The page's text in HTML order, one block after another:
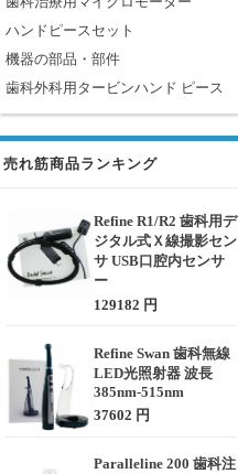
ハンドピースセット
機器の部品・部件
歯科外科用タービンハンド ピース
売れ筋商品ランキング
Refine R1/R2 歯科用デ
ジタル式Ｘ線撮影セン
サ USB口腔内センサ
ー
129182 円
Refine Swan 歯科無線
LED光照射器 波長
385nm-515nm
37602 円
Paralleline 200 歯科注